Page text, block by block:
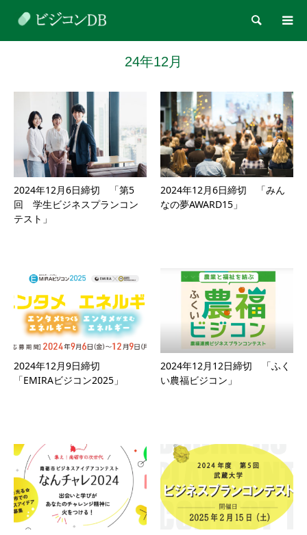
検索
24年12月
2024年12月6日締切 「第5
回 学生ビジネスプランコン
テスト」
2024年12月6日締切 「みん
なの夢AWARD15」
2024年12月9日締切
「EMIRAビジコン2025」
2024年12月12日締切 「ふく
い農福ビジコン」